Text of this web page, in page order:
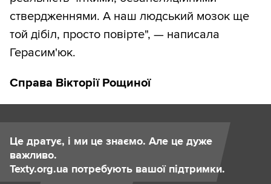
ствердженнями. А наш людський мозок ще
той дібіл, просто повірте", — написала
Герасим'юк.
Справа Вікторії Рощиної
Це дратує, і ми це знаємо. Але це дуже
важливо.
Texty.org.ua потребують вашої підтримки.